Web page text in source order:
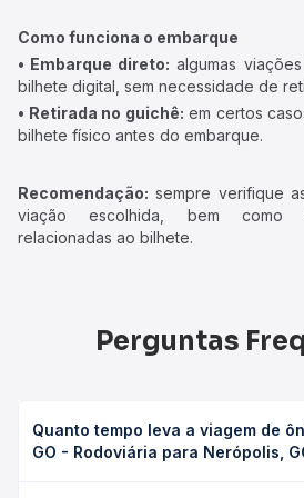
Como funciona o embarque
• Embarque direto: algumas
bilhete digital, sem necessidade de
• Retirada no guichê: em certos
bilhete físico antes do embarque.
Recomendação: sempre verifique
viação escolhida, bem como
relacionadas ao bilhete.
Perguntas
Quanto tempo leva a viagem de
GO - Rodoviária para Nerópolis,